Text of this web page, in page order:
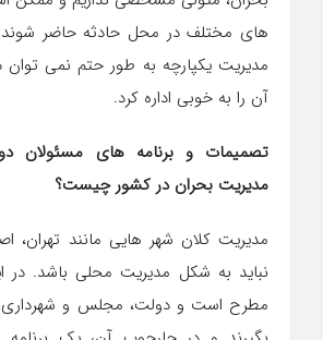
های مختلف در محل حادثه حاضر شوند
مدیریت یکپارچه به طور حتم نمی توان
آن را به خوبی اداره کرد.
تصمیمات و برنامه های مسئولان
مدیریت بحران در کشور چیست؟
مدیریت کلان شهر هایی مانند تهران،
نباید به شکل مدیریت محلی باشد. در
مطرح است و دولت، مجلس و